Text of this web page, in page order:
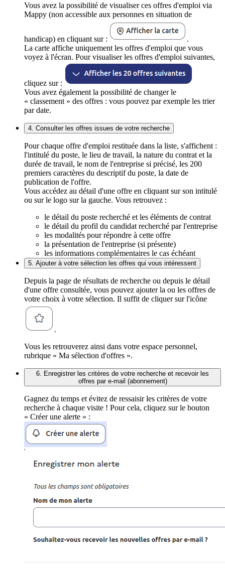
Vous avez la possibilité de visualiser ces offres d'emploi via
Mappy (non accessible aux personnes en situation de
handicap) en cliquant sur :
.
La carte affiche uniquement les offres d'emploi que vous
voyez à l'écran. Pour visualiser les offres d'emploi suivantes,
cliquez sur :
Vous avez également la possibilité de changer le
« classement » des offres : vous pouvez par exemple les trier
par date.
4. Consulter les offres issues de votre recherche
Pour chaque offre d'emploi restituée dans la liste, s'affichent :
l'intitulé du poste, le lieu de travail, la nature du contrat et la
durée de travail, le nom de l'entreprise si précisé, les 200
premiers caractères du descriptif du poste, la date de
publication de l'offre.
Vous accédez au détail d'une offre en cliquant sur son intitulé
ou sur le logo sur la gauche. Vous retrouvez :
le détail du poste recherché et les éléments de contrat
le détail du profil du candidat recherché par l'entreprise
les modalités pour répondre à cette offre
la présentation de l'entreprise (si présente)
les informations complémentaires le cas échéant
5. Ajouter à votre sélection les offres qui vous intéressent
Depuis la page de résultats de recherche ou depuis le détail
d'une offre consultée, vous pouvez ajouter la ou les offres de
votre choix à votre sélection. Il suffit de cliquer sur l'icône
.
Vous les retrouverez ainsi dans votre espace personnel,
rubrique « Ma sélection d'offres ».
6. Enregistrer les critères de votre recherche et recevoir les
offres par e-mail (abonnement)
Gagnez du temps et évitez de ressaisir les critères de votre
recherche à chaque visite ! Pour cela, cliquez sur le bouton
« Créer une alerte » :